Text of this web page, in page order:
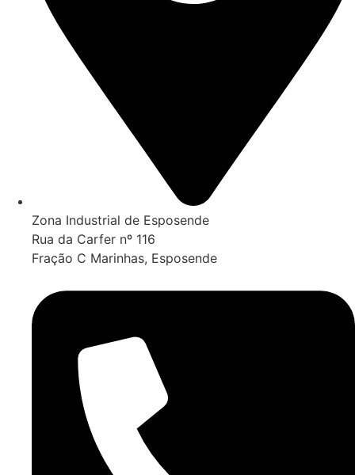
Zona Industrial de Esposende
Rua da Carfer nº 116
Fração C Marinhas, Esposende